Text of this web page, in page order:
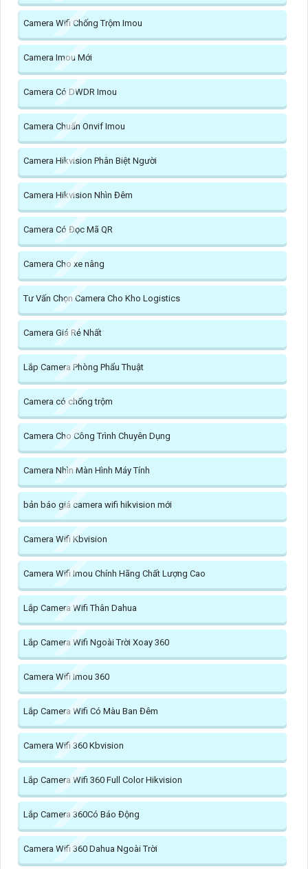
Camera Wifi Chống Trộm Imou
Camera Imou Mới
Camera Có DWDR Imou
Camera Chuẩn Onvif Imou
Camera Hikvision Phân Biệt Người
Camera Hikvision Nhìn Đêm
Camera Có Đọc Mã QR
Camera Cho xe nâng
Tư Vấn Chọn Camera Cho Kho Logistics
Camera Giá Rẻ Nhất
Lắp Camera Phòng Phẩu Thuật
Camera có chống trộm
Camera Cho Công Trình Chuyên Dụng
Camera Nhìn Màn Hình Máy Tính
bản báo giá camera wifi hikvision mới
Camera Wifi Kbvision
Camera Wifi Imou Chính Hãng Chất Lượng Cao
Lắp Camera Wifi Thân Dahua
Lắp Camera Wifi Ngoài Trời Xoay 360
Camera Wifi Imou 360
Lắp Camera Wifi Có Màu Ban Đêm
Camera Wifi 360 Kbvision
Lắp Camera Wifi 360 Full Color Hikvision
Lắp Camera 360Có Báo Động
Camera Wifi 360 Dahua Ngoài Trời